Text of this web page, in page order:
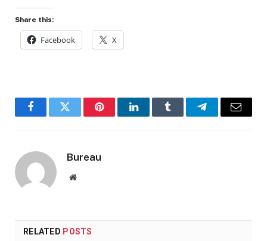
Share this:
Facebook X
FacebookTwitter PinterestLinkedInTumblr TelegramEmail
Bureau
Website
RELATED POSTS